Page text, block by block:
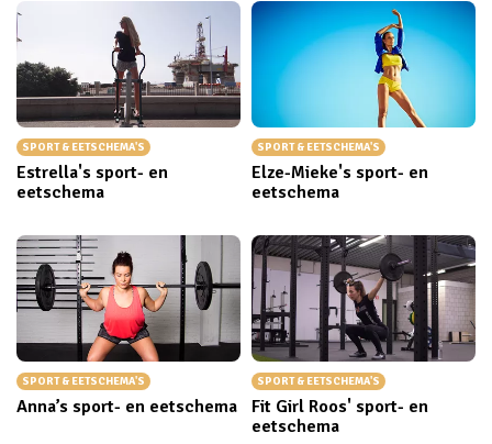
SPORT & EETSCHEMA'S
Estrella's sport- en
eetschema
SPORT & EETSCHEMA'S
Elze-Mieke's sport- en
eetschema
SPORT & EETSCHEMA'S
Anna’s sport- en eetschema
SPORT & EETSCHEMA'S
Fit Girl Roos' sport- en
eetschema